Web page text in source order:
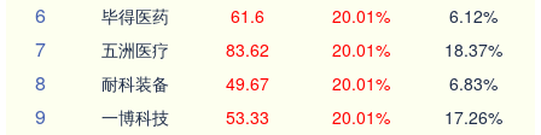
6 毕得医药 61.6 20.01% 6.12%
7 五洲医疗 83.62 20.01% 18.37%
8 耐科装备 49.67 20.01% 6.83%
9 一博科技 53.33 20.01% 17.26%